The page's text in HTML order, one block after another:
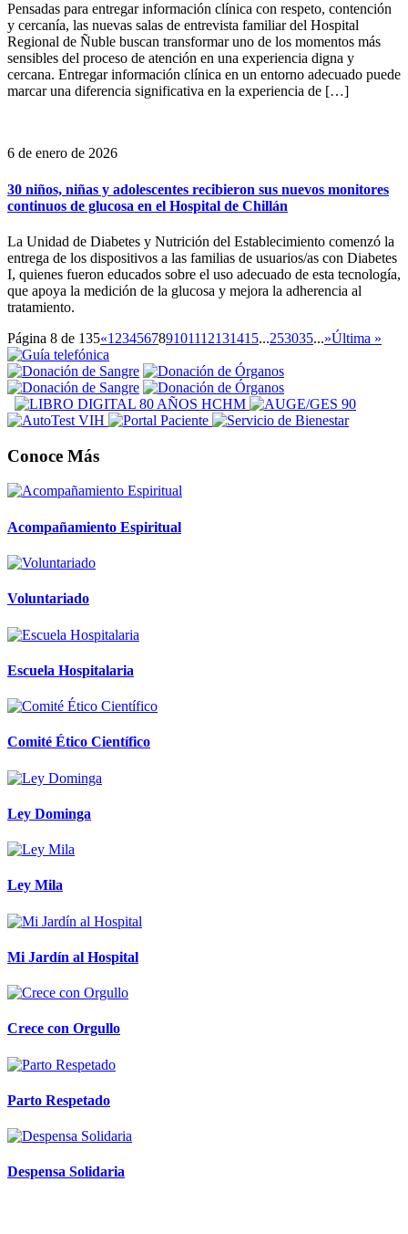
Pensadas para entregar información clínica con respeto, contención
y cercanía, las nuevas salas de entrevista familiar del Hospital
Regional de Ñuble buscan transformar uno de los momentos más
sensibles del proceso de atención en una experiencia digna y
cercana. Entregar información clínica en un entorno adecuado puede
marcar una diferencia significativa en la experiencia de […]
6 de enero de 2026
30 niños, niñas y adolescentes recibieron sus nuevos monitores
continuos de glucosa en el Hospital de Chillán
La Unidad de Diabetes y Nutrición del Establecimiento comenzó la
entrega de los dispositivos a las familias de usuarios/as con Diabetes
I, quienes fueron educados sobre el uso adecuado de esta tecnología,
que apoya la medición de la glucosa y mejora la adherencia al
tratamiento.
Página 8 de 135«1 23456789101112131415...253035...»Última »
Conoce Más
Acompañamiento Espiritual
Voluntariado
Escuela Hospitalaria
Comité Ético Científico
Ley Dominga
Ley Mila
Mi Jardín al Hospital
Crece con Orgullo
Parto Respetado
Despensa Solidaria